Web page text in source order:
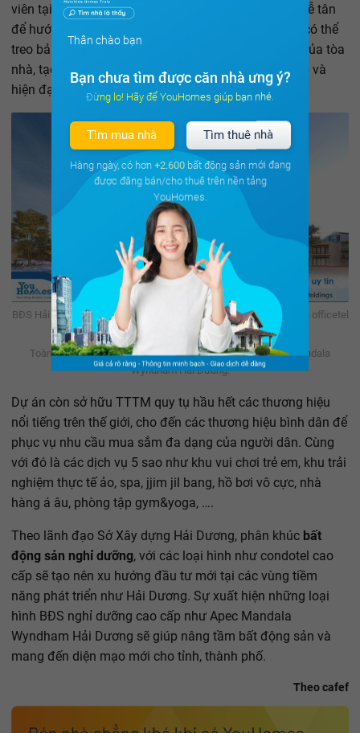
viên tại các công ty. Khu vực văn phòng còn có khu lễ tân
để hướng dẫn khách hàng đến giao dịch, cũng như có thể
treo bảng tên công ty ngay tại tiền sảnh đón khách của tòa
nhà, tạo nên một môi trường làm việc chuyên nghiệp và
hiện đại.
BĐS Hải Dương đón đầu xu hướng tương lai với tổ hợp condotel và officetel
cao cấp - Ảnh 2.
Toàn cảnh dự án tổ hợp condotel, officetel và TTTM Apec Mandala
Wyndham Hải Dương.
Dự án còn sở hữu TTTM quy tụ hầu hết các thương hiệu
nổi tiếng trên thế giới, cho đến các thương hiệu bình dân để
phục vụ nhu cầu mua sắm đa dạng của người dân. Cùng
với đó là các dịch vụ 5 sao như khu vui chơi trẻ em, khu trải
nghiệm thực tế ảo, spa, jjim jil bang, hồ bơi vô cực, nhà
hàng á âu, phòng tập gym&yoga, ….
Theo lãnh đạo Sở Xây dựng Hải Dương, phân khúc bất
động sản nghỉ dưỡng, với các loại hình như condotel cao
cấp sẽ tạo nên xu hướng đầu tư mới tại các vùng tiềm
năng phát triển như Hải Dương. Sự xuất hiện những loại
hình BĐS nghỉ dưỡng cao cấp như Apec Mandala
Wyndham Hải Dương sẽ giúp nâng tầm bất động sản và
mang đến diện mạo mới cho tỉnh, thành phố.
Theo cafef
Thân chào bạn
Bạn chưa tìm được căn nhà ưng ý?
Đừng lo! Hãy để YouHomes giúp bạn nhé.
Tìm mua nhà Tìm thuê nhà
Hàng ngày, có hơn +2.600bất động sản mới đang
được đăng bán/cho thuê trên nền tảng
YouHomes.